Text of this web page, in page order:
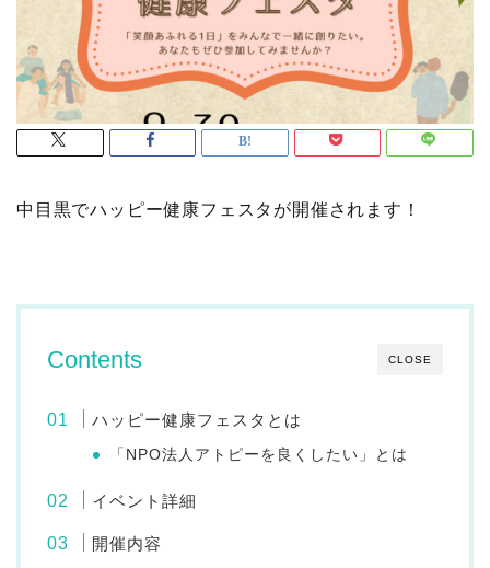
中目黒でハッピー健康フェスタが開催されます！
CLOSE
Contents
ハッピー健康フェスタとは
「NPO法人アトピーを良くしたい」とは
イベント詳細
開催内容